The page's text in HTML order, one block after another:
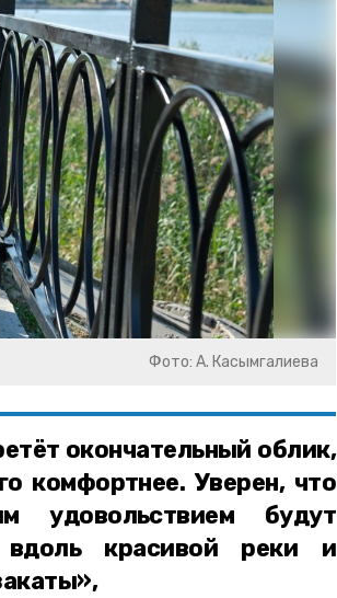
Фото: А. Касымгалиева
окончательный облик,
комфортнее. Уверен, что
удовольствием будут
вдоль красивой реки и